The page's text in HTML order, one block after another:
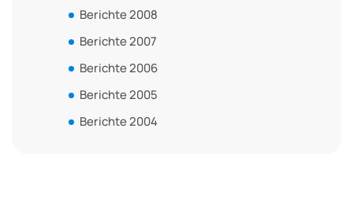
Berichte 2008
Berichte 2007
Berichte 2006
Berichte 2005
Berichte 2004